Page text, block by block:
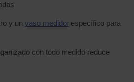
y un vaso medidor específico para
con todo medido reduce